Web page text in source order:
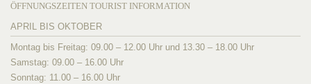
ÖFFNUNGSZEITEN TOURIST INFORMATION
APRIL BIS OKTOBER
Montag bis Freitag: 09.00 – 12.00 Uhr und 13.30 – 18.00 Uhr
Samstag: 09.00 – 16.00 Uhr
Sonntag: 11.00 – 16.00 Uhr